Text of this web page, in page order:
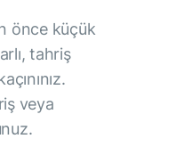
önce küçük
tahriş
veya